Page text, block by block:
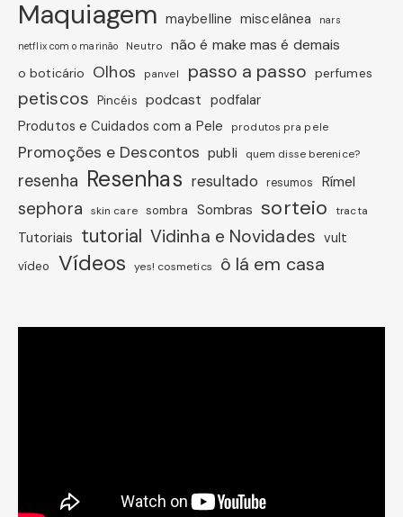
Maquiagem maybelline miscelânea nars
netflix com o marinão Neutro não é make mas é demais
o boticário Olhos panvel passo a passo perfumes
petiscos Pincéis podcast podfalar
Produtos e Cuidados com a Pele
produtos pra pele
Promoções e Descontos publi quem disse berenice?
resenha Resenhas resultado resumos Rímel
sephora skin care sombra Sombras sorteio tracta
Tutoriais tutorial Vidinha e Novidades vult
vídeo Vídeos yes! cosmetics ô lá em casa